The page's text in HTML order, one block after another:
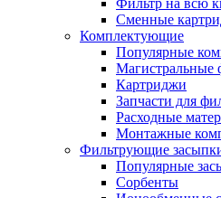
Сменные
Комплектующие
Популярные
Магистральные
Картриджи
Запчасти для
Расходные
Монтажные
Фильтрующие
Популярные
Сорбенты